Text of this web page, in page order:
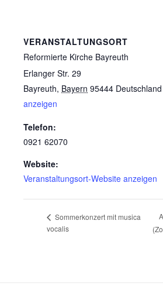
VERANSTALTUNGSORT
Reformierte Kirche Bayreuth
Erlanger Str. 29
Bayreuth, Bayern 95444 Deutschland
anzeigen
Telefon:
0921 62070
Website:
Veranstaltungsort-Website anzeigen
Sommerkonzert mit musica
vocalis